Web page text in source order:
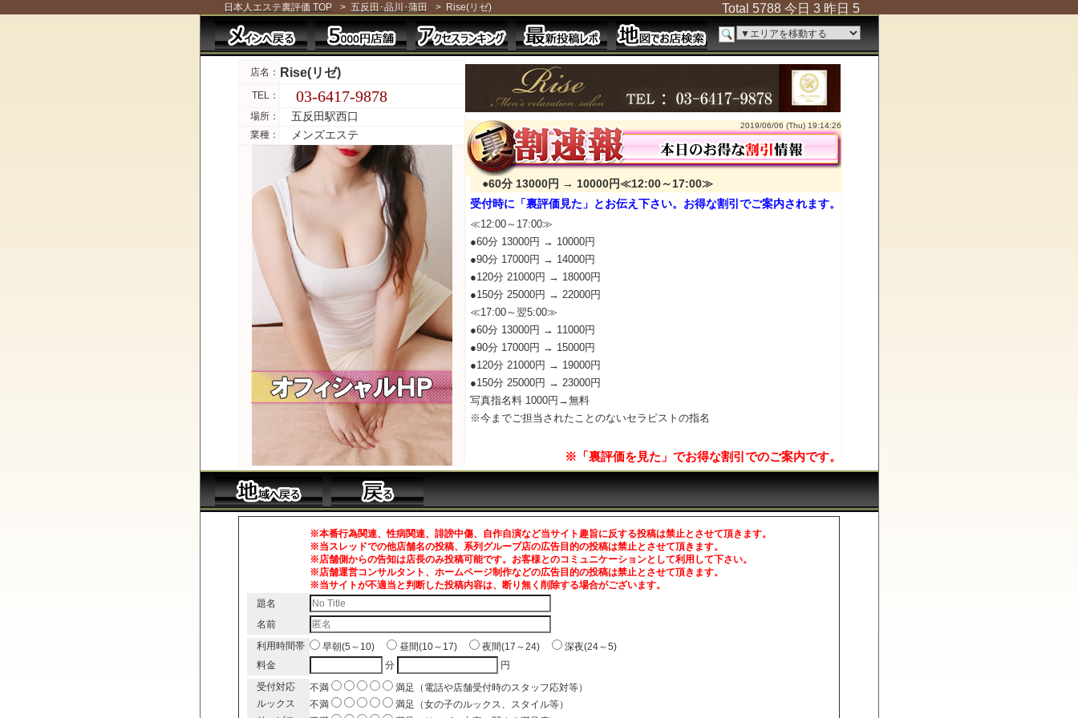
日本人エステ裏評価 TOP > 五反田･品川･蒲田 > Rise(リゼ) Total 5788 今日 3 昨日 5
店名： Rise(リゼ)
TEL： 03-6417-9878
場所： 五反田駅西口
業種： メンズエステ
2019/06/06 (Thu) 19:14:26
●60分 13000円 → 10000円≪12:00～17:00≫
受付時に「裏評価見た」とお伝え下さい。お得な割引でご案内されます。
≪12:00～17:00≫
●60分 13000円 → 10000円
●90分 17000円 → 14000円
●120分 21000円 → 18000円
●150分 25000円 → 22000円
≪17:00～翌5:00≫
●60分 13000円 → 11000円
●90分 17000円 → 15000円
●120分 21000円 → 19000円
●150分 25000円 → 23000円
写真指名料 1000円→無料
※今までご担当されたことのないセラピストの指名
※「裏評価を見た」でお得な割引でのご案内です。
※本番行為関連、性病関連、誹謗中傷、自作自演など当サイト趣旨に反する投稿は禁止とさせて頂きます。
※当スレッドでの他店舗名の投稿、系列グループ店の広告目的の投稿は禁止とさせて頂きます。
※店舗側からの告知は店長のみ投稿可能です。お客様とのコミュニケーションとして利用して下さい。
※店舗運営コンサルタント、ホームページ制作などの広告目的の投稿は禁止とさせて頂きます。
※当サイトが不適当と判断した投稿内容は、断り無く削除する場合がございます。
題名
名前
利用時間帯
早朝(5～10) 昼間(10～17) 夜間(17～24)
深夜(24～5)
料金
分
円
受付対応
不満
満足（電話や店舗受付時のスタッフ応対等）
ルックス
不満
満足（女の子のルックス、スタイル等）